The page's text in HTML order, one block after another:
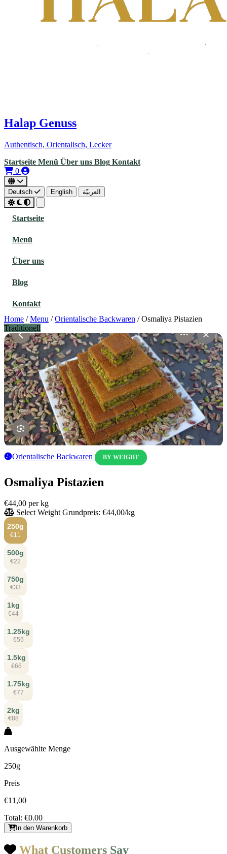
Halap Genuss
Authentisch, Orientalisch, Lecker
Startseite Menü Über uns Blog Kontakt
0
Deutsch English العربيّة
Startseite
Menü
Über uns
Blog
Kontakt
Home / Menu / Orientalische Backwaren / Osmaliya Pistazien
Traditionell
Orientalische Backwaren BY WEIGHT
Osmaliya Pistazien
€44,00 per kg
Select WeightGrundpreis: €44,00/kg
250g
€11
500g
€22
750g
€33
1kg
€44
1.25kg
€55
1.5kg
€66
1.75kg
€77
2kg
€88
Ausgewählte Menge
250g
Preis
€11,00
Total: €0.00
In den Warenkorb
What Customers Say